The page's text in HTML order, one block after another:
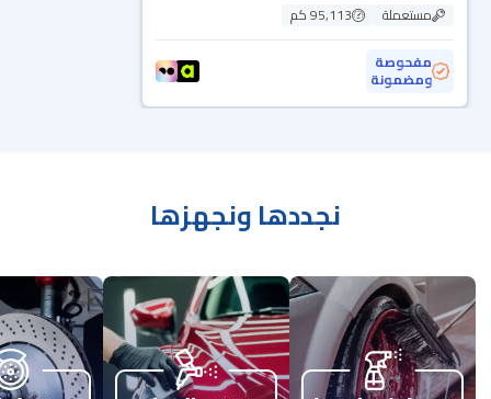
مستعملة
95,113 كم
مفحوصة
ومضمونة
نجددها ونجهزها